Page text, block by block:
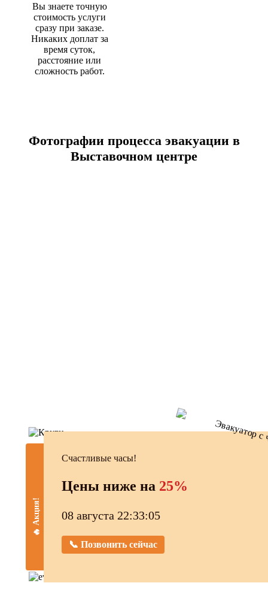
🔥 Акция!
Счастливые часы!
Цены ниже на 25%
08 августа 22:33:05
📞 Позвонить сейчас
Вы знаете точную
стоимость услуги
сразу при заказе.
Никаких доплат за
время суток,
расстояние или
сложность работ.
Фотографии процесса эвакуации в
Выставочном центре